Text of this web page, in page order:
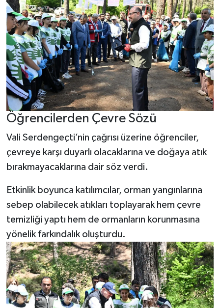
Öğrencilerden Çevre Sözü
Vali Serdengeçti’nin çağrısı üzerine öğrenciler,
çevreye karşı duyarlı olacaklarına ve doğaya atık
bırakmayacaklarına dair söz verdi.
Etkinlik boyunca katılımcılar, orman yangınlarına
sebep olabilecek atıkları toplayarak hem çevre
temizliği yaptı hem de ormanların korunmasına
yönelik farkındalık oluşturdu.